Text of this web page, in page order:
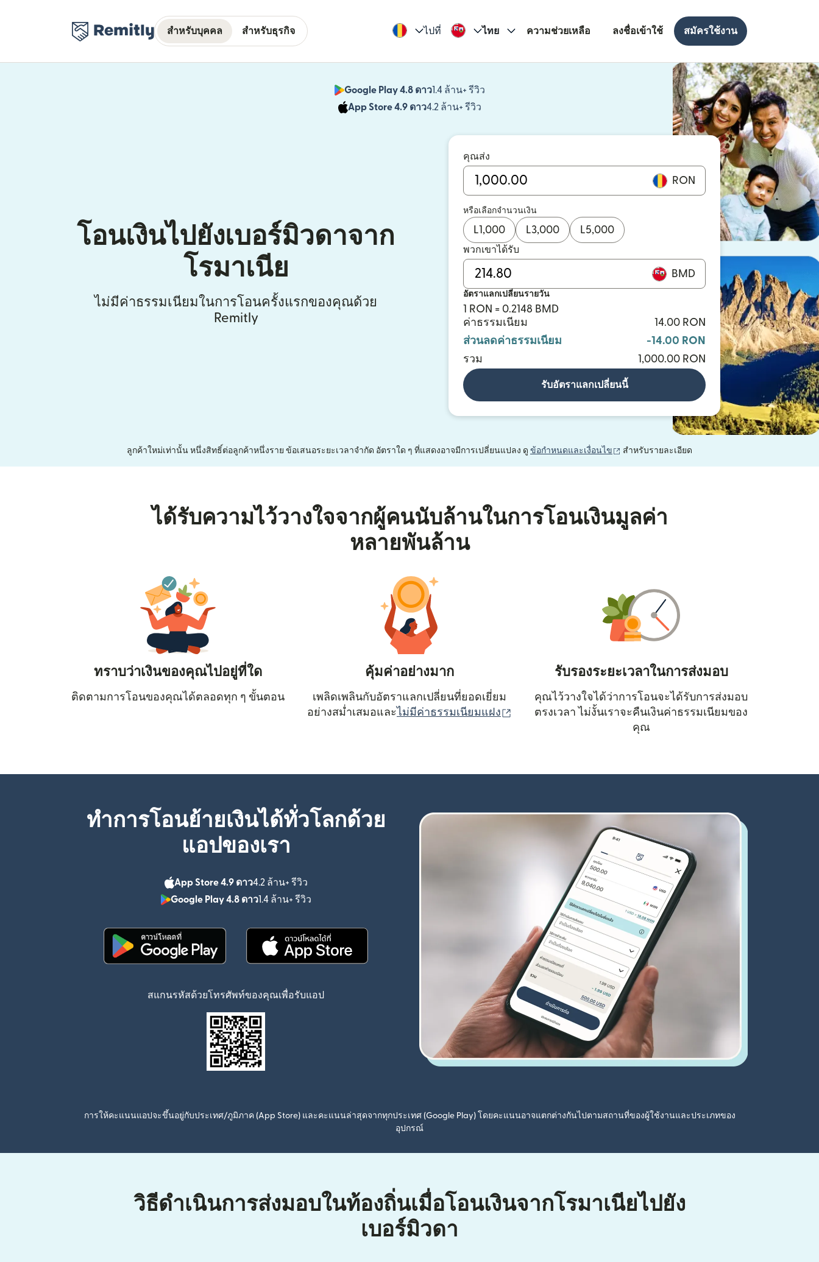
สำหรับบุคคล สำหรับธุรกิจ ไปที่ ไทย ความช่วยเหลือ ลงชื่อเข้าใช้ สมัครใช้งาน
Google Play 4.8 ดาว1.4 ล้าน+ รีวิว
(เปิดในหน้าต่างใหม่)
App Store 4.9 ดาว4.2 ล้าน+ รีวิว
(เปิดในหน้าต่างใหม่)
โอนเงินไปยังเบอร์มิวดาจาก
โรมาเนีย
ไม่มีค่าธรรมเนียมในการโอนครั้งแรกของคุณด้วย
Remitly
คุณส่ง
RON
หรือเลือกจำนวนเงิน
L1,000 L3,000 L5,000
พวกเขาได้รับ
BMD
อัตราแลกเปลี่ยนรายวัน
1 RON = 0.2148 BMD
ค่าธรรมเนียม
14.00 RON
ส่วนลดค่าธรรมเนียม
-14.00 RON
รวม
1,000.00 RON
รับอัตราแลกเปลี่ยนนี้
ลูกค้าใหม่เท่านั้น หนึ่งสิทธิ์ต่อลูกค้าหนึ่งราย ข้อเสนอระยะเวลาจำกัด อัตราใด ๆ ที่แสดงอาจมีการเปลี่ยนแปลง ดู ข้อกำหนดและเงื่อนไข (เปิดในหน้าต่างใหม่)
สำหรับรายละเอียด
ได้รับความไว้วางใจจากผู้คนนับล้านในการโอนเงินมูลค่า
หลายพันล้าน
ทราบว่าเงินของคุณไปอยู่ที่ใด
ติดตามการโอนของคุณได้ตลอดทุก ๆ ขั้นตอน
คุ้มค่าอย่างมาก
เพลิดเพลินกับอัตราแลกเปลี่ยนที่ยอดเยี่ยม
อย่างสม่ำเสมอและ ไม่มีค่าธรรมเนียมแฝง (เปิดในหน้าต่างใหม่)
รับรองระยะเวลาในการส่งมอบ
คุณไว้วางใจได้ว่าการโอนจะได้รับการส่งมอบ
ตรงเวลา ไม่งั้นเราจะคืนเงินค่าธรรมเนียมของ
คุณ
ทำการโอนย้ายเงินได้ทั่วโลกด้วย
แอปของเรา
App Store 4.9 ดาว4.2 ล้าน+ รีวิว
(เปิดในหน้าต่างใหม่)
Google Play 4.8 ดาว1.4 ล้าน+ รีวิว
(เปิดในหน้าต่างใหม่)
สแกนรหัสด้วยโทรศัพท์ของคุณเพื่อรับแอป
การให้คะแนนแอปจะขึ้นอยู่กับประเทศ/ภูมิภาค (App Store) และคะแนนล่าสุดจากทุกประเทศ (Google Play) โดยคะแนนอาจแตกต่างกันไปตามสถานที่ของผู้ใช้งานและประเภทของ
อุปกรณ์
วิธีดำเนินการส่งมอบในท้องถิ่นเมื่อโอนเงินจากโรมาเนียไปยัง
เบอร์มิวดา